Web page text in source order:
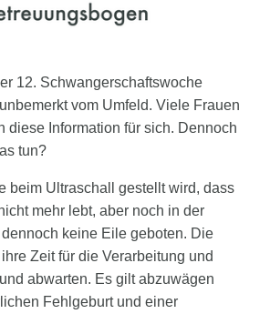
12. Schwangerschaftswoche
vom Umfeld. Viele Frauen
diese Information für sich. Dennoch
tun?
beim Ultraschall gestellt wird, dass
mehr lebt, aber noch in der
keine Eile geboten. Die
Zeit für die Verarbeitung und
abwarten. Es gilt abzuwägen
Fehlgeburt und einer